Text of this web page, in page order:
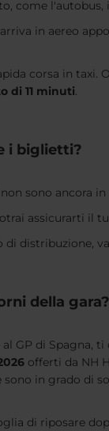
come
arriva in aereo
corsa in taxi.
di 11 minuti.
i biglietti?
non sono ancora
assicurarti il
distribuzione,
della gara?
GP di Spagna,
offerti da NH
in grado di
di riposare